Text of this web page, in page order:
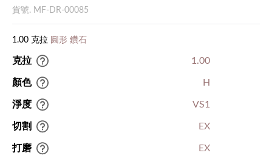
貨號. MF-DR-00085
1.00 克拉 圓形 鑽石
克拉 1.00
顏色 H
淨度 VS1
切割 EX
打磨 EX